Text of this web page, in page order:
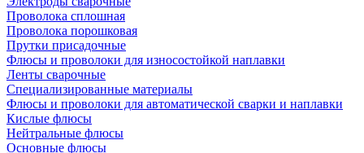
Проволока сплошная
Проволока порошковая
Прутки присадочные
Флюсы и проволоки для износостойкой наплавки
Ленты сварочные
Специализированные материалы
Флюсы и проволоки для автоматической сварки и наплавки
Кислые флюсы
Нейтральные флюсы
Основные флюсы